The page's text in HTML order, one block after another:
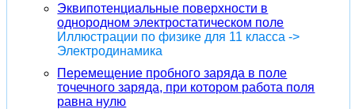
Эквипотенциальные поверхности в
однородном электростатическом поле
Иллюстрации по физике для 11 класса ->
Электродинамика
Перемещение пробного заряда в поле
точечного заряда, при котором работа поля
равна нулю